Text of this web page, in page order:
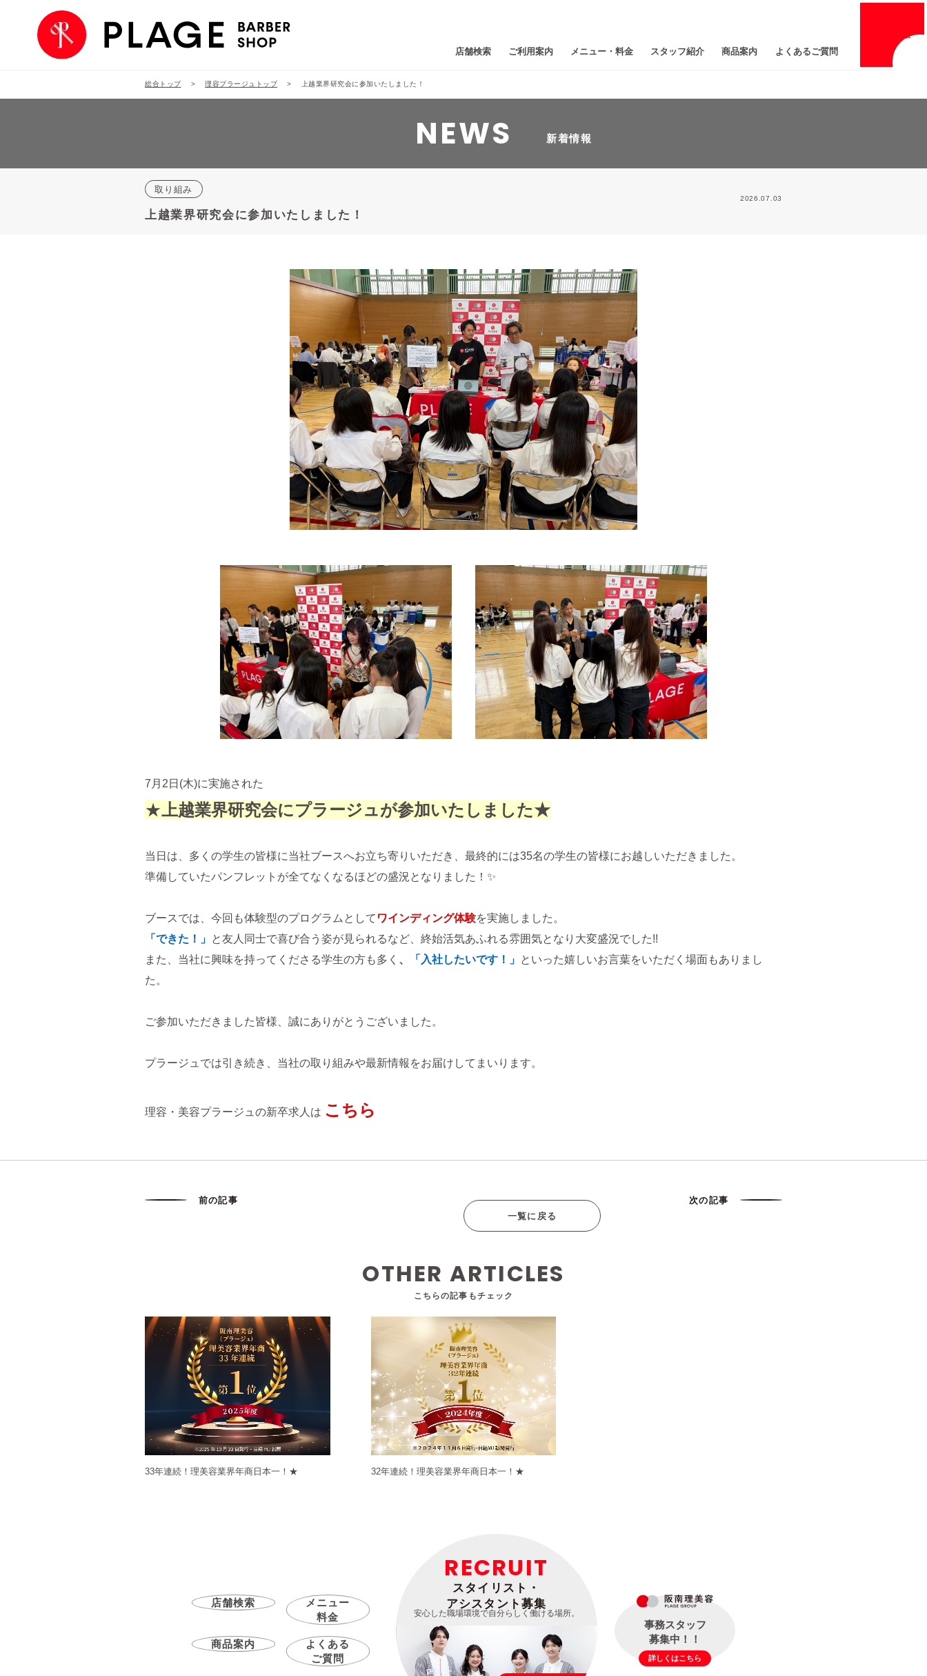
情報
店舗検索 ご利用案内 メニュー・料金 スタッフ紹介 商品案内 よくあるご質問
総合トップ 理容プラージュトップ 上越業界研究会に参加いたしました！
NEWS 新着情報
取り組み
上越業界研究会に参加いたしました！
2026.07.03
7月2日(木)に実施された
★上越業界研究会にプラージュが参加いたしました★
当日は、多くの学生の皆様に当社ブースへお立ち寄りいただき、最終的には35名の学生の皆様にお越しいただきました。
準備していたパンフレットが全てなくなるほどの盛況となりました！ ✨
ブースでは、今回も体験型のプログラムとして ワインディング体験を実施しました。
「できた！」 と友人同士で喜び合う姿が見られるなど、終始活気あふれる雰囲気となり大変盛況でした!!
また、当社に興味を持ってくださる学生の方も多く 、 「入社したいです！」 といった嬉しいお言葉をいただく場面もありまし
た。
ご参加いただきました皆様、誠にありがとうございました。
プラージュでは引き続き、当社の取り組みや最新情報をお届けしてまいります。
理容・美容プラージュの新卒求人は こちら
前の記事
次の記事
一覧に戻る
OTHER ARTICLES
こちらの記事もチェック
33年連続！理美容業界年商日本一！★ 32年連続！理美容業界年商日本一！★
店舗検索
メニュー
料金
商品案内
よくある
ご質問
RECRUIT
スタイリスト・
アシスタント募集
安心した職場環境で自分らしく働ける場所。
事務スタッフ
募集中！！
詳しくはこちら